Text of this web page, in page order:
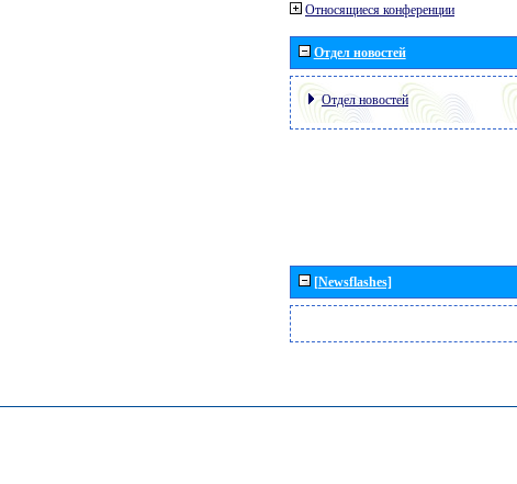
Относящиеся конференции
Отдел новостей
Отдел новостей
[Newsflashes]